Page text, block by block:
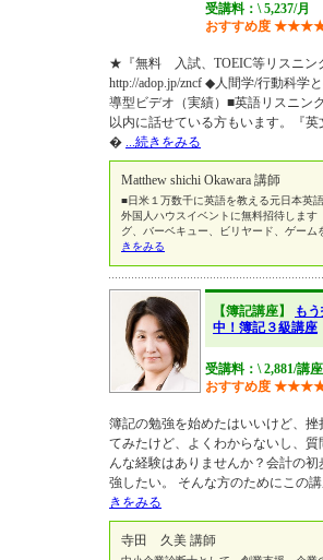
受講料：\ 5,237/月
おすすめ度 ★★★
★『無料 入試、TOEIC等リスニン
http://adop.jp/zncf ◆人間学/行動科学
導型ビデオ（実績）■英語リスニン
以内に話せている方もいます。『
� ...続きをみる
Matthew shichi Okawara 講師
■日米１万数千に英語を教える元日本英
外国人ハウスイベントに無料招待します
グ、バーベキュー、ビリヤード、ゲー
きをみる
【簿記講座】
も
中！簿記３級講座
受講料：\ 2,881/講座
おすすめ度 ★★★
簿記の勉強を始めたはいいけど、
てみたけど、よくわからないし、
んな経験はありませんか？会計の
強したい。 そんな方のためにこの
きをみる
寺田 久美 講師